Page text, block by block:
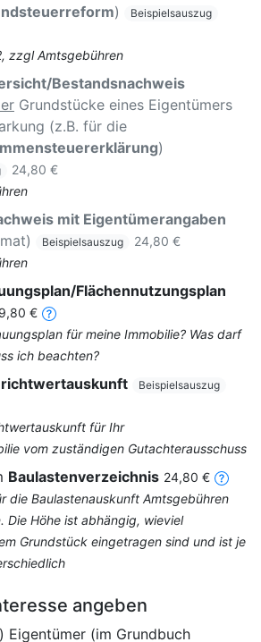
) Beispielsauszug
zzgl Amtsgebühren
Bestandsnachweis
Grundstücke eines Eigentümers
(z.B. für die
)
24,80 €
mit Eigentümerangaben
Beispielsauszug
24,80 €
Flächennutzungsplan
€
für meine Immobilie? Was darf
ich beachten?
Beispielsauszug
für Ihr
vom zuständigen Gutachterausschuss
Baulastenverzeichnis 24,80 €
die Baulastenauskunft Amtsgebühren
Die Höhe ist abhängig, wieviel
Grundstück eingetragen sind und ist je
angeben
Eigentümer (im Grundbuch